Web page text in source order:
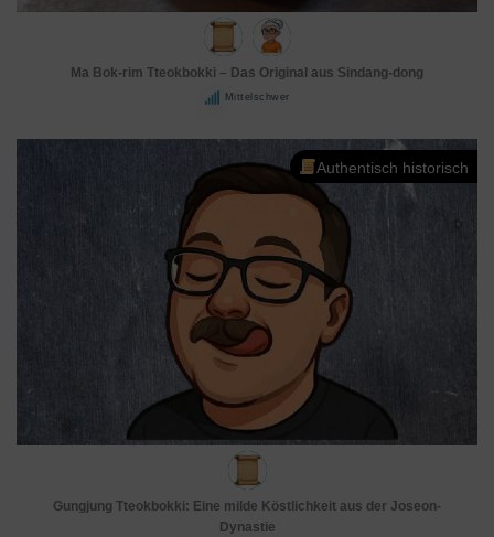
Ma Bok-rim Tteokbokki – Das Original aus Sindang-dong
Mittelschwer
Authentisch historisch
Gungjung Tteokbokki: Eine milde Köstlichkeit aus der Joseon-
Dynastie